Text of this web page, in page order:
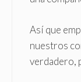
Así que
nuestros
verdadero,